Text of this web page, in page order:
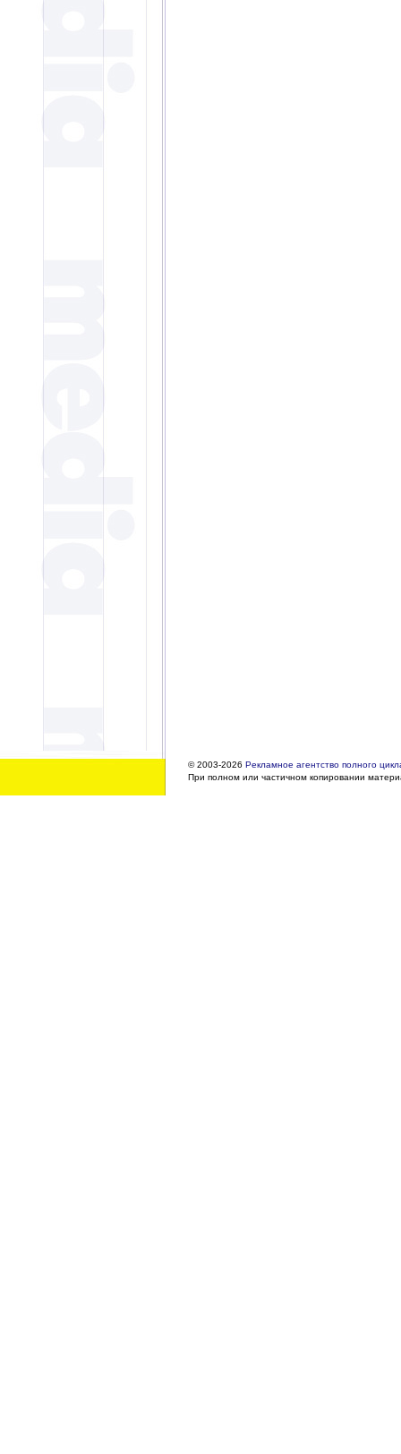
© 2003-2026 Рекламное агентство полного
При полном или частичном копировании